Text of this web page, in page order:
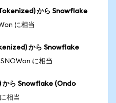
から Snowflake
に相当
から Snowflake
に相当
ら Snowflake (Ondo
相当